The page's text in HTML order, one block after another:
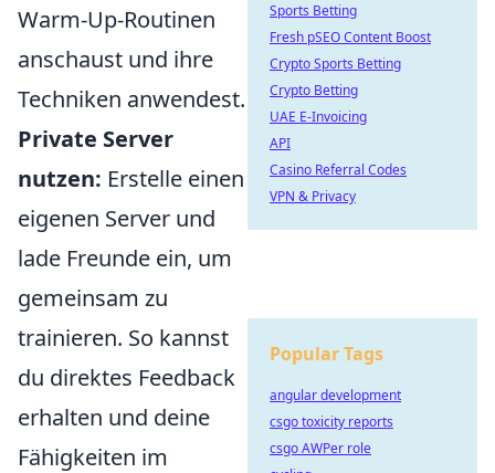
Warm-Up-Routinen
anschaust und ihre
Techniken anwendest.
Private Server
nutzen: Erstelle einen
eigenen Server und
lade Freunde ein, um
gemeinsam zu
trainieren. So kannst
du direktes Feedback
erhalten und deine
Fähigkeiten im
Sports Betting
Fresh pSEO Content Boost
Crypto Sports Betting
Crypto Betting
UAE E-Invoicing
API
Casino Referral Codes
VPN & Privacy
Popular Tags
angular development
csgo toxicity reports
csgo AWPer role